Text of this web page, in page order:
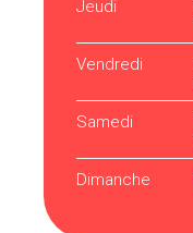
Jeudi
Vendredi
Samedi
Dimanche